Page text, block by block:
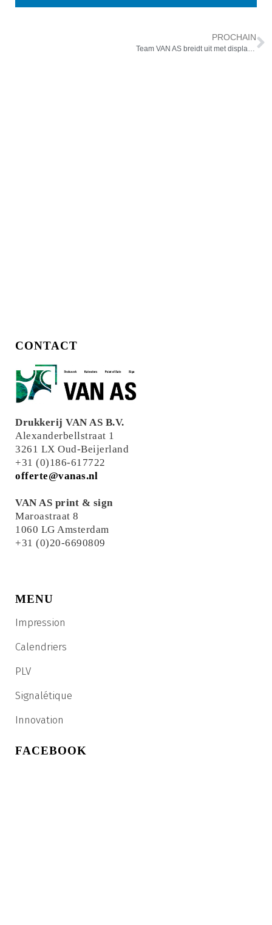
PROCHAIN
Team VAN AS breidt uit met display experts
CONTACT
Drukkerij VAN AS B.V.
Alexanderbellstraat 1
3261 LX Oud-Beijerland
+31 (0)186-617722
offerte@vanas.nl
VAN AS print & sign
Maroastraat 8
1060 LG Amsterdam
+31 (0)20-6690809
MENU
Impression
Calendriers
PLV
Signalétique
Innovation
FACEBOOK